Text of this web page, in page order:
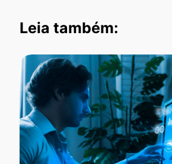
Leia também: